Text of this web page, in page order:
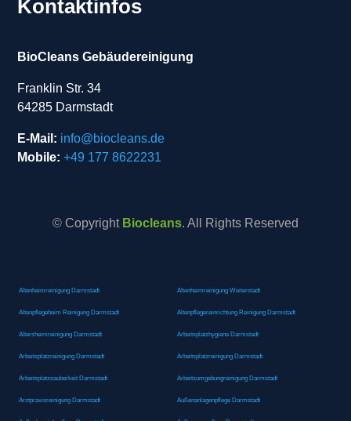
Kontaktinfos
BioCleans Gebäudereinigung
Franklin Str. 34
64285 Darmstadt
E-Mail: info@biocleans.de
Mobile: +49 177 8622231
© Copyright Biocleans. All Rights Reserved
Altenheimreinigung Darmstadt Altenheimreinigung Weiterstadt
Altenpflegeheim Reinigung Darmstadt Altenpflegereinrichtung Reinigung Darmstadt
Altersheimreinigung Darmstadt Arbeitsplatzhygiene Darmstadt
Arbeitsplatzreinigung Darmstadt Arbeitsplatzreinigung Darmstadt
Arbeitsplatzsauberkeit Darmstadt Arbeitsumgebungreinigung Darmstadt
Arztpraxisreinigung Darmstadt Außenanlagenpflege Darmstadt